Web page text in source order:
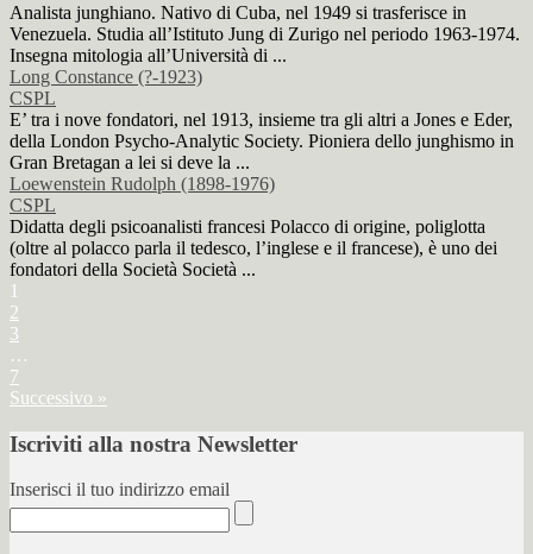
Analista junghiano. Nativo di Cuba, nel 1949 si trasferisce in
Venezuela. Studia all’Istituto Jung di Zurigo nel periodo 1963-1974.
Insegna mitologia all’Università di ...
Long Constance (?-1923)
CSPL
E’ tra i nove fondatori, nel 1913, insieme tra gli altri a Jones e Eder,
della London Psycho-Analytic Society. Pioniera dello junghismo in
Gran Bretagan a lei si deve la ...
Loewenstein Rudolph (1898-1976)
CSPL
Didatta degli psicoanalisti francesi Polacco di origine, poliglotta
(oltre al polacco parla il tedesco, l’inglese e il francese), è uno dei
fondatori della Società Società ...
1
2
3
…
7
Successivo »
Iscriviti alla nostra Newsletter
Inserisci il tuo indirizzo email